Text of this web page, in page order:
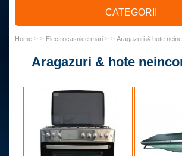
CATEGORII
Home > > Electrocasnice mari > > Aragazuri & hote
Aragazuri & hote